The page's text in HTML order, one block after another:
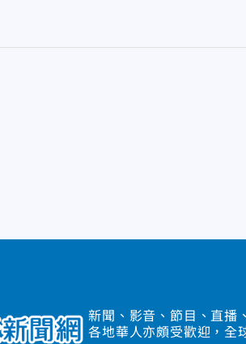
新聞、影音、節目、直播
各地華人亦頗受歡迎，全